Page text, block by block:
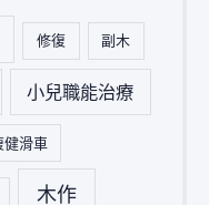
修復 副木
小兒職能治療
健滑車
木作